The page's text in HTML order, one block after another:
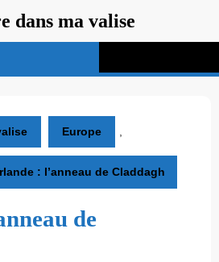
dans ma valise
Europe
: l’anneau de Claddagh
de